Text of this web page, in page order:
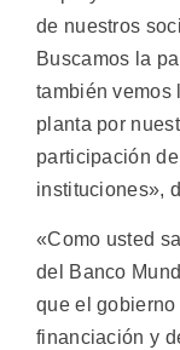
de nuestros
Buscamos la
también vemos
planta por
participación
instituciones»,
«Como usted
del Banco
que el
financiación y